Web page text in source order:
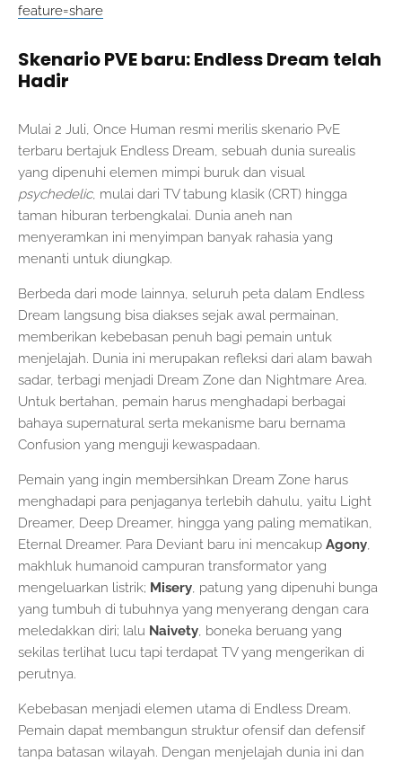
feature=share
Skenario PVE baru: Endless Dream telah
Hadir
Mulai 2 Juli, Once Human resmi merilis skenario PvE
terbaru bertajuk Endless Dream, sebuah dunia surealis
yang dipenuhi elemen mimpi buruk dan visual
psychedelic, mulai dari TV tabung klasik (CRT) hingga
taman hiburan terbengkalai. Dunia aneh nan
menyeramkan ini menyimpan banyak rahasia yang
menanti untuk diungkap.
Berbeda dari mode lainnya, seluruh peta dalam Endless
Dream langsung bisa diakses sejak awal permainan,
memberikan kebebasan penuh bagi pemain untuk
menjelajah. Dunia ini merupakan refleksi dari alam bawah
sadar, terbagi menjadi Dream Zone dan Nightmare Area.
Untuk bertahan, pemain harus menghadapi berbagai
bahaya supernatural serta mekanisme baru bernama
Confusion yang menguji kewaspadaan.
Pemain yang ingin membersihkan Dream Zone harus
menghadapi para penjaganya terlebih dahulu, yaitu Light
Dreamer, Deep Dreamer, hingga yang paling mematikan,
Eternal Dreamer. Para Deviant baru ini mencakup Agony,
makhluk humanoid campuran transformator yang
mengeluarkan listrik; Misery, patung yang dipenuhi bunga
yang tumbuh di tubuhnya yang menyerang dengan cara
meledakkan diri; lalu Naivety, boneka beruang yang
sekilas terlihat lucu tapi terdapat TV yang mengerikan di
perutnya.
Kebebasan menjadi elemen utama di Endless Dream.
Pemain dapat membangun struktur ofensif dan defensif
tanpa batasan wilayah. Dengan menjelajah dunia ini dan